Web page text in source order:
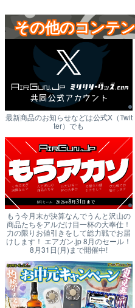
その他のコンテ
最新商品のお知らせなどは公式X（Twit
ter）でも
もう今月末が決算なんでうんと沢山の
商品たちをアルだけ目一杯の大奉仕！
力の限りお値引きをして総力戦でお届
けします！ エアガン.jp 8月のセール！
8月31日(月)まで開催中!